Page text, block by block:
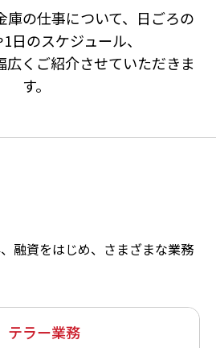
庫の仕事について、日ごろの
日のスケジュール、
くご紹介させていただきま
す。
融資をはじめ、さまざまな業務
テラー業務